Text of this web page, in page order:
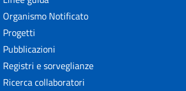
Organismo Notificato
Progetti
Pubblicazioni
Registri e sorveglianze
Ricerca collaboratori